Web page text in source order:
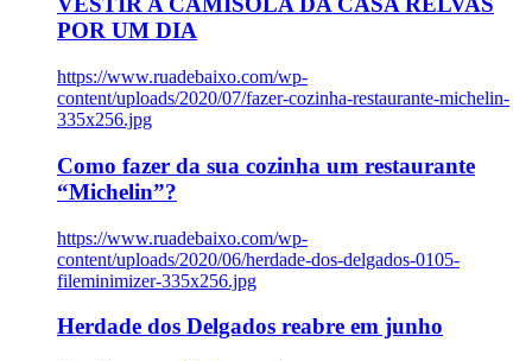
POR UM DIA
https://www.ruadebaixo.com/wp-
content/uploads/2020/07/fazer-cozinha-restaurante-michelin-
335x256.jpg
Como fazer da sua cozinha um restaurante
“Michelin”?
https://www.ruadebaixo.com/wp-
content/uploads/2020/06/herdade-dos-delgados-0105-
fileminimizer-335x256.jpg
Herdade dos Delgados reabre em junho